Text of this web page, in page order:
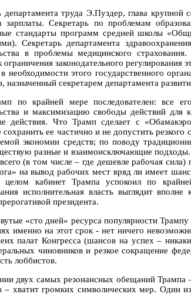
департамента труда Э.Пуздер, глава
Секретарь по проблемам
стандарты программ средней школы
Секретарь департамента
в проблемы медицинского
ограничения законодательного
необходимости этого государственного
назначенный секретарем департамента
по крайней мере последователен: все
и максимизацию свободы действий для
действия. Что Трамп сделает с
ее частично и не допустить резкого
экономии средств; по поводу
разные и взаимоисключающие подходы.
(в том числе – где дешевле рабочая
на вывод рабочих мест вряд ли имеет
кабинет Трампа успокоил по
исполнительная власть выглядит
президента.
«сто дней» ресурса популярности
именно на этот срок - нет ничего
палат Конгресса (шансов на успех –
чиновников и резкое сокращение
лоббистов.
двух самых резонансных обещаний Трампа
– хватит громких символических мер. Один